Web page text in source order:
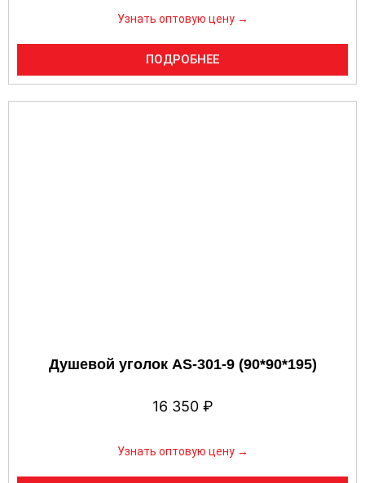
Узнать оптовую цену →
ПОДРОБНЕЕ
Душевой уголок AS-301-9 (90*90*195)
16 350 ₽
Узнать оптовую цену →